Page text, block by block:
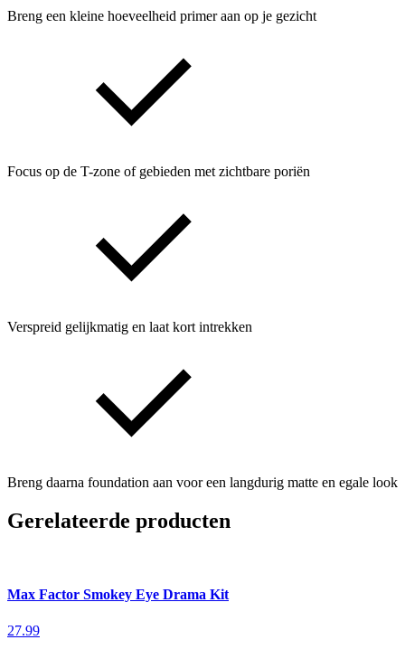
Breng een kleine hoeveelheid primer aan op je gezicht
Focus op de T-zone of gebieden met zichtbare poriën
Verspreid gelijkmatig en laat kort intrekken
Breng daarna foundation aan voor een langdurig matte en egale look
Gerelateerde producten
Max Factor Smokey Eye Drama Kit
27.99